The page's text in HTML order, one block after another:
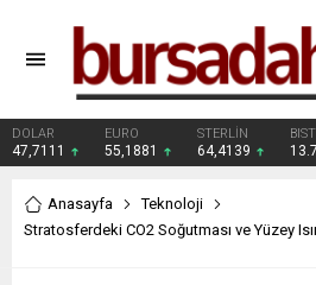
DOLAR
47,7111
EURO
55,1881
STERLİN
64,4139
Anasayfa
Teknoloji
Stratosferdeki CO2 Soğutması ve Yüzey